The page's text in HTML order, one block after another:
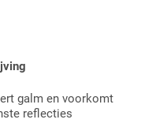
galm en voorkomt
reflecties